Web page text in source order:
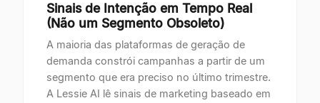
Sinais de Intenção em Tempo Real
(Não um Segmento Obsoleto)
A maioria das plataformas de geração de
demanda constrói campanhas a partir de um
segmento que era preciso no último trimestre.
A Lessie AI lê sinais de marketing baseado em